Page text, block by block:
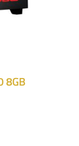
8GB